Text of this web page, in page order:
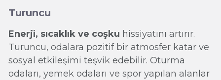
Turuncu
Enerji, sıcaklık ve coşku hissiyatını artırır.
Turuncu, odalara pozitif bir atmosfer katar ve
sosyal etkileşimi teşvik edebilir. Oturma
odaları, yemek odaları ve spor yapılan alanlar